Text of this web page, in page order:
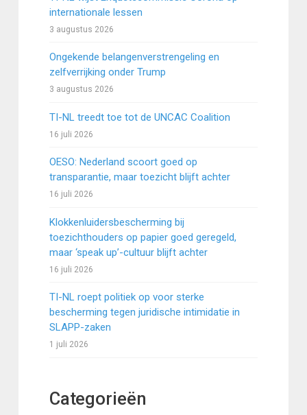
internationale lessen
3 augustus 2026
Ongekende belangenverstrengeling en
zelfverrijking onder Trump
3 augustus 2026
TI-NL treedt toe tot de UNCAC Coalition
16 juli 2026
OESO: Nederland scoort goed op
transparantie, maar toezicht blijft achter
16 juli 2026
Klokkenluidersbescherming bij
toezichthouders op papier goed geregeld,
maar ‘speak up’-cultuur blijft achter
16 juli 2026
TI-NL roept politiek op voor sterke
bescherming tegen juridische intimidatie in
SLAPP-zaken
1 juli 2026
Categorieën